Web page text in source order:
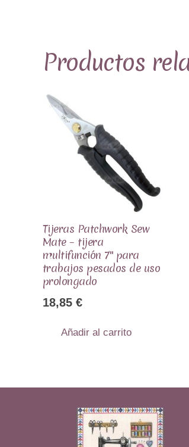
Productos
Tijeras Patchwork Sew
Mate – tijera
multifunción 7″ para
trabajos pesados de uso
prolongado
18,85 €
Añadir al carrito